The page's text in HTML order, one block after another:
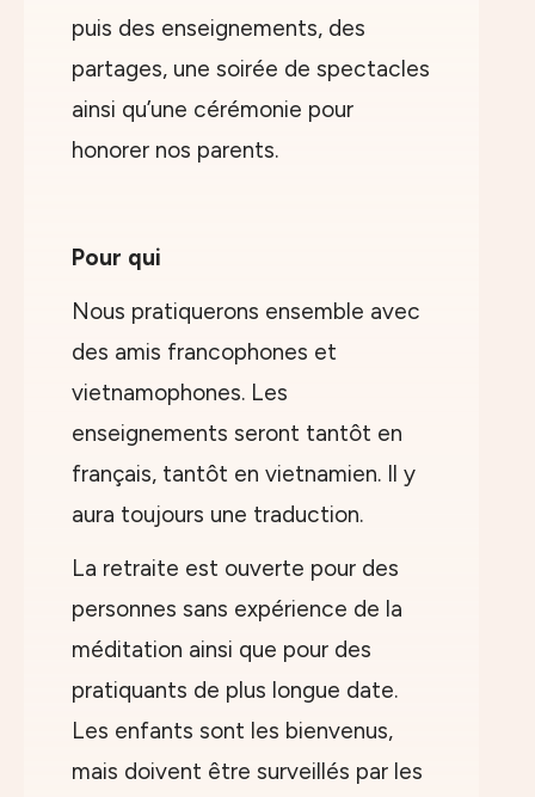
puis des enseignements, des
partages, une soirée de spectacles
ainsi qu’une cérémonie pour
honorer nos parents.
Pour qui
Nous pratiquerons ensemble avec
des amis francophones et
vietnamophones. Les
enseignements seront tantôt en
français, tantôt en vietnamien. Il y
aura toujours une traduction.
La retraite est ouverte pour des
personnes sans expérience de la
méditation ainsi que pour des
pratiquants de plus longue date.
Les enfants sont les bienvenus,
mais doivent être surveillés par les